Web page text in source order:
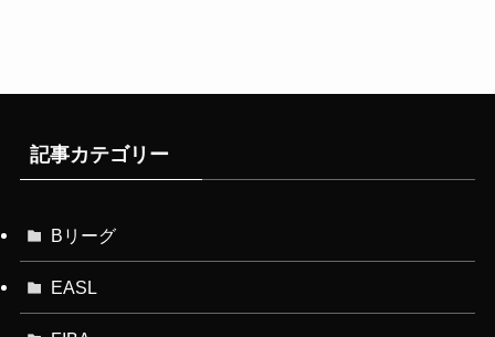
記事カテゴリー
Bリーグ
EASL